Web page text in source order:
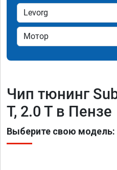
Чип тюнинг
T, 2.0 T в Пензе
Выберите свою модель: